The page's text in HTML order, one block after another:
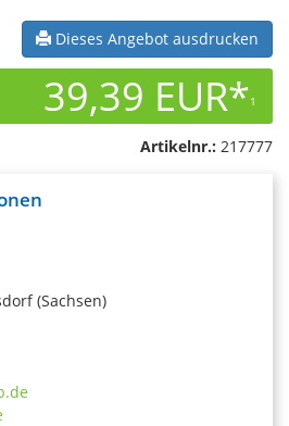
Dieses Angebot ausdrucken
39,39 EUR*1
Artikelnr.: 217777
(Sachsen)